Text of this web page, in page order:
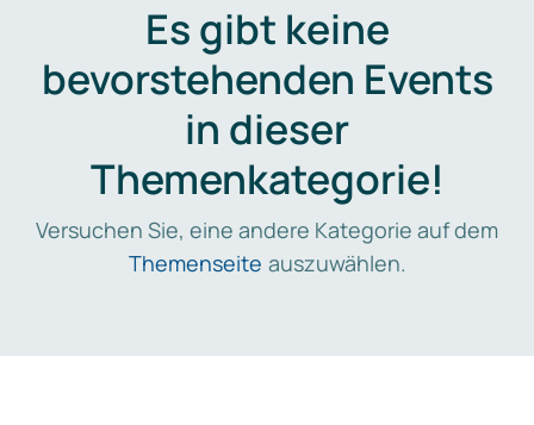
Es gibt keine
bevorstehenden Events
in dieser
Themenkategorie!
Versuchen Sie, eine andere Kategorie auf dem
Themenseite auszuwählen.